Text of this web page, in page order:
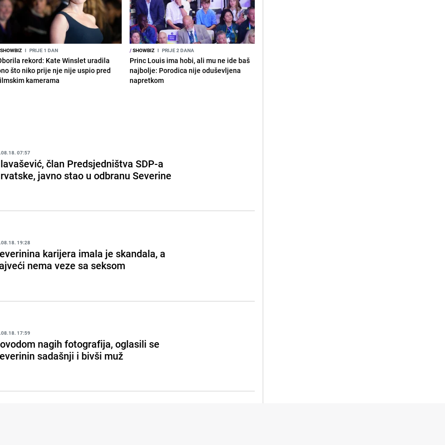
I PRIJE 1 DAN
rekord: Kate Winslet uradila
što niko prije nje nije uspio pred
kamerama
/SHOWBIZ I PRIJE 2 DANA
Princ Louis ima hobi, ali mu ne ide baš
najbolje: Porodica nije oduševljena
napretkom
07:57
član Predsjedništva SDP-a
javno stao u odbranu Severine
19:28
karijera imala je skandala, a
nema veze sa seksom
17:59
nagih fotografija, oglasili se
sadašnji i bivši muž